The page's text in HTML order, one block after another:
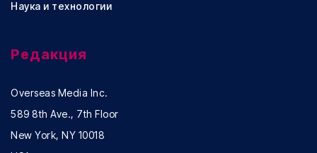
Наука и технологии
Редакция
Overseas Media Inc.
589 8th Ave., 7th Floor
New York, NY 10018